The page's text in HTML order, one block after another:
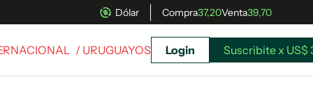
Dólar Compra37,20Venta39,70
/ URUGUAYOS Login Suscribite x US$